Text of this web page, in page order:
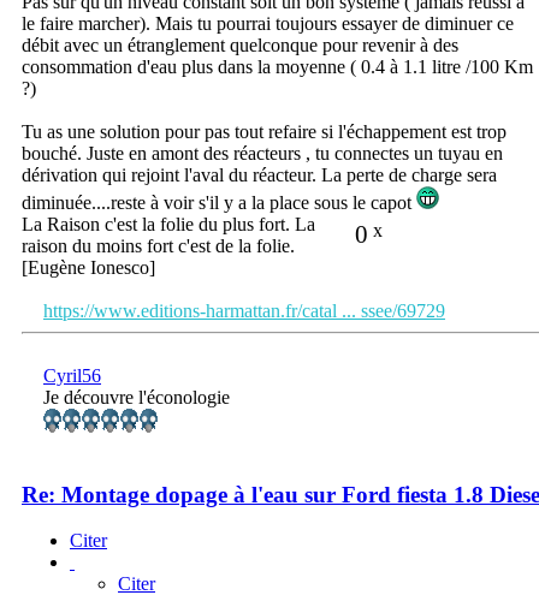
le faire marcher). Mais tu pourrai toujours essayer de diminuer ce
débit avec un étranglement quelconque pour revenir à des
consommation d'eau plus dans la moyenne ( 0.4 à 1.1 litre /100 Km
?)
Tu as une solution pour pas tout refaire si l'échappement est trop
bouché. Juste en amont des réacteurs , tu connectes un tuyau en
dérivation qui rejoint l'aval du réacteur. La perte de charge sera
diminuée....reste à voir s'il y a la place sous le capot
0 x
La Raison c'est la folie du plus fort. La
raison du moins fort c'est de la folie.
[Eugène Ionesco]
https://www.editions-harmattan.fr/catal ... ssee/69729
Cyril56
Je découvre l'éconologie
Re: Montage dopage à l'eau sur Ford fiesta 1.8 Diese
Citer
Citer